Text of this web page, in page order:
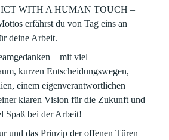
WITH A HUMAN TOUCH –
erfährst du von Tag eins an
deine Arbeit.
– mit viel
kurzen Entscheidungswegen,
einem eigenverantwortlichen
klaren Vision für die Zukunft und
Spaß bei der Arbeit!​
und das Prinzip der offenen Türen